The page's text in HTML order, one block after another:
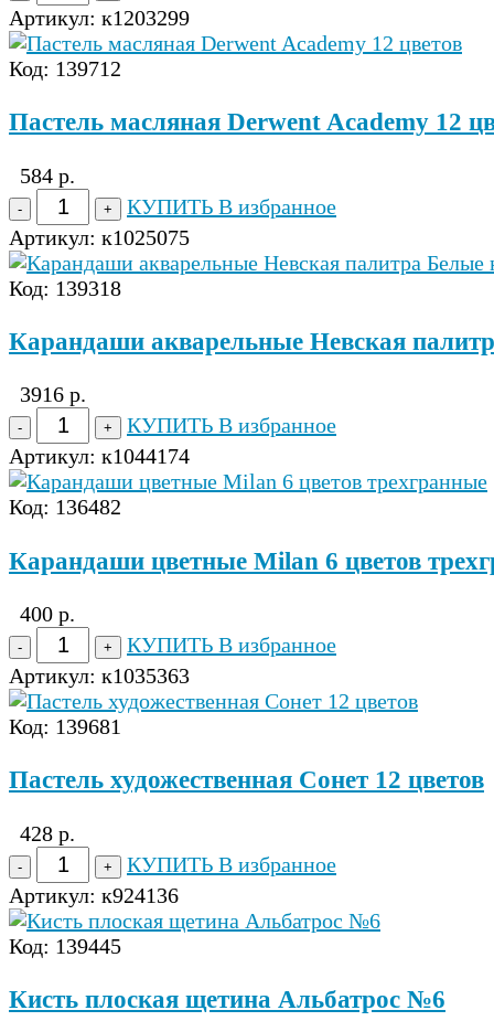
Артикул: к1203299
Код: 139712
Пастель масляная Derwent Academy 12
584 р.
КУПИТЬ В избранное
Артикул: к1025075
Код: 139318
Карандаши акварельные Невская
3916 р.
КУПИТЬ В избранное
Артикул: к1044174
Код: 136482
Карандаши цветные Milan 6 цветов
400 р.
КУПИТЬ В избранное
Артикул: к1035363
Код: 139681
Пастель художественная Сонет 12 цветов
428 р.
КУПИТЬ В избранное
Артикул: к924136
Код: 139445
Кисть плоская щетина Альбатрос №6